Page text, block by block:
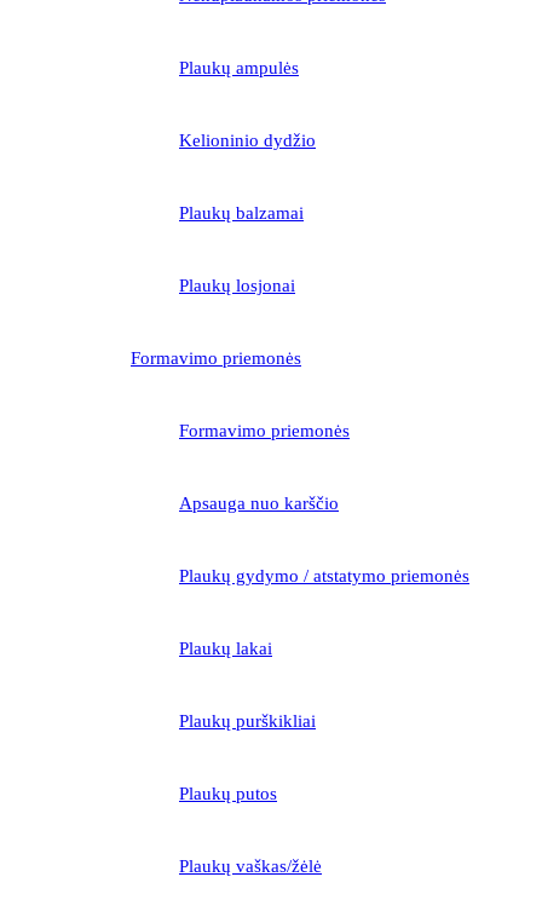
Plaukų ampulės
Kelioninio dydžio
Plaukų balzamai
Plaukų losjonai
Formavimo priemonės
Formavimo priemonės
Apsauga nuo karščio
Plaukų gydymo / atstatymo priemonės
Plaukų lakai
Plaukų purškikliai
Plaukų putos
Plaukų vaškas/žėlė